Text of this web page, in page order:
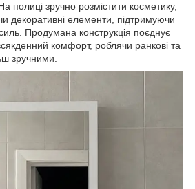
полиці зручно розмістити косметику,
декоративні елементи, підтримуючи
Продумана конструкція поєднує
комфорт, роблячи ранкові та
зручними.